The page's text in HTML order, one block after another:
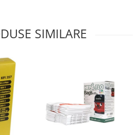
electrice
SIMILARE